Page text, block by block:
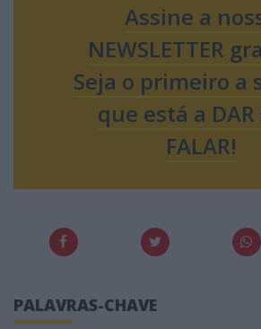
Assine a
NEWSLETTER
Seja o primeiro a
que está a DAR
FALAR!
PALAVRAS-CHAVE